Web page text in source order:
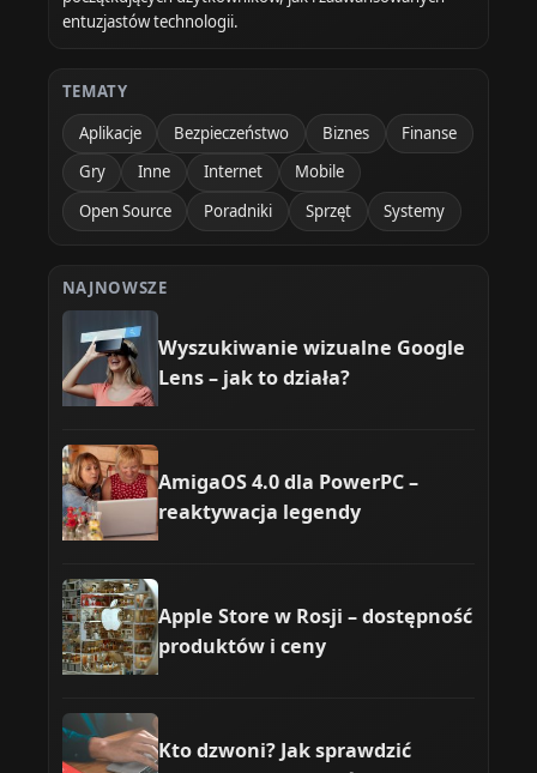
entuzjastów technologii.
TEMATY
Aplikacje
Bezpieczeństwo Biznes
Finanse
Gry
Inne Internet
Mobile
Open Source
Poradniki Sprzęt Systemy
NAJNOWSZE
Wyszukiwanie wizualne Google
Lens – jak to działa?
AmigaOS 4.0 dla PowerPC –
reaktywacja legendy
Apple Store w Rosji – dostępność
produktów i ceny
Kto dzwoni? Jak sprawdzić